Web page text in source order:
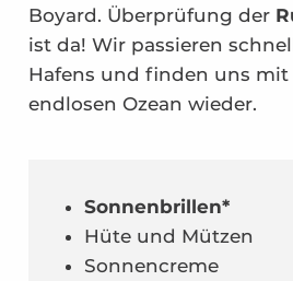
Boyard. Überprüfung der
ist da! Wir passieren
Hafens und finden uns mit
endlosen Ozean wieder.
Sonnenbrillen*
Hüte und Mützen
Sonnencreme